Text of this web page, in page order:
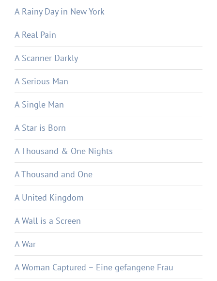
A Rainy Day in New York
A Real Pain
A Scanner Darkly
A Serious Man
A Single Man
A Star is Born
A Thousand & One Nights
A Thousand and One
A United Kingdom
A Wall is a Screen
A War
A Woman Captured – Eine gefangene Frau